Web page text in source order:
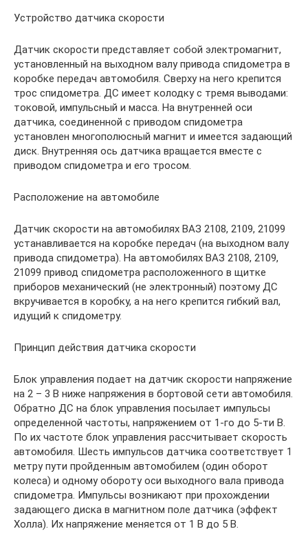
Устройство датчика скорости
Датчик скорости представляет собой электромагнит,
установленный на выходном валу привода спидометра в
коробке передач автомобиля. Сверху на него крепится
трос спидометра. ДС имеет колодку с тремя выводами:
токовой, импульсный и масса. На внутренней оси
датчика, соединенной с приводом спидометра
установлен многополюсный магнит и имеется задающий
диск. Внутренняя ось датчика вращается вместе с
приводом спидометра и его тросом.
Расположение на автомобиле
Датчик скорости на автомобилях ВАЗ 2108, 2109, 21099
устанавливается на коробке передач (на выходном валу
привода спидометра). На автомобилях ВАЗ 2108, 2109,
21099 привод спидометра расположенного в щитке
приборов механический (не электронный) поэтому ДС
вкручивается в коробку, а на него крепится гибкий вал,
идущий к спидометру.
Принцип действия датчика скорости
Блок управления подает на датчик скорости напряжение
на 2 – 3 В ниже напряжения в бортовой сети автомобиля.
Обратно ДС на блок управления посылает импульсы
определенной частоты, напряжением от 1-го до 5-ти В.
По их частоте блок управления рассчитывает скорость
автомобиля. Шесть импульсов датчика соответствует 1
метру пути пройденным автомобилем (один оборот
колеса) и одному обороту оси выходного вала привода
спидометра. Импульсы возникают при прохождении
задающего диска в магнитном поле датчика (эффект
Холла). Их напряжение меняется от 1 В до 5 В.